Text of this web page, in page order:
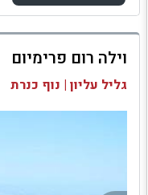
למתחם זה
בדיקת זמינות ומחירים
וילה רום פרימיום
גליל עליון | נוף כנרת